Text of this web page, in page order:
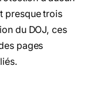
presque trois
du DOJ, ces
pages